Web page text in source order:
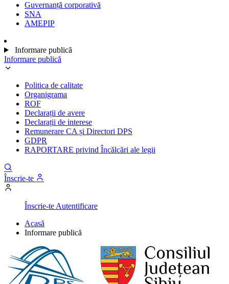
Guvernanță corporativă
SNA
AMEPIP
Informare publică
Informare publică
Politica de calitate
Organigrama
ROF
Declarații de avere
Declarații de interese
Remunerare CA și Directori DPS
GDPR
RAPORTARE privind Încălcări ale legii
Înscrie-te
Înscrie-te Autentificare
Acasă
Informare publică